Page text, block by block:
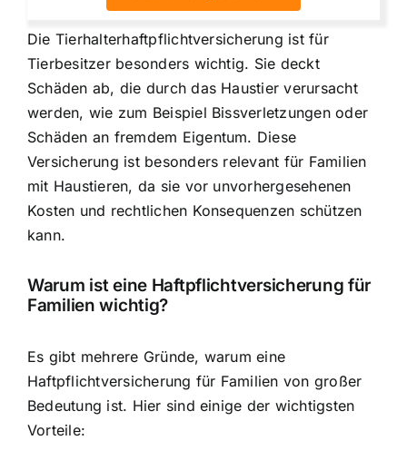
Die Tierhalterhaftpflichtversicherung ist für
Tierbesitzer besonders wichtig. Sie deckt
Schäden ab, die durch das Haustier verursacht
werden, wie zum Beispiel Bissverletzungen oder
Schäden an fremdem Eigentum. Diese
Versicherung ist besonders relevant für Familien
mit Haustieren, da sie vor unvorhergesehenen
Kosten und rechtlichen Konsequenzen schützen
kann.
Warum ist eine Haftpflichtversicherung für
Familien wichtig?
Es gibt mehrere Gründe, warum eine
Haftpflichtversicherung für Familien von großer
Bedeutung ist. Hier sind einige der wichtigsten
Vorteile: